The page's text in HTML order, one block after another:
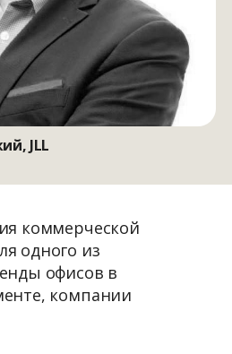
JLL
коммерческой
одного из
офисов в
компании